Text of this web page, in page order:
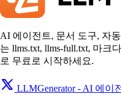
AI 에이전트, 문서 도구, 자
는 llms.txt, llms-full.txt, 마크
로 무료로 시작하세요.
LLMGenerator - AI 에이